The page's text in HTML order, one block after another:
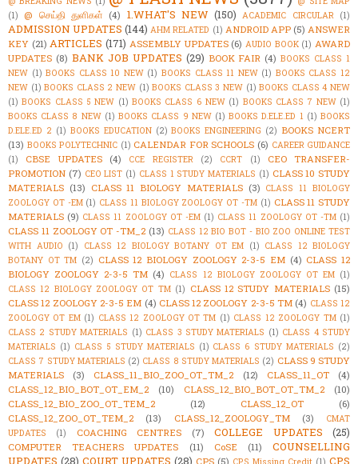
(1) @ செய்தி துளிகள் (4) 1.WHAT'S NEW (150) ACADEMIC CIRCULAR (1)
ADMISSION UPDATES (144) AHM RELATED (1) ANDROID APP (5) ANSWER
KEY (21) ARTICLES (171) ASSEMBLY UPDATES (6) AUDIO BOOK (1) AWARD
UPDATES (8) BANK JOB UPDATES (29) BOOK FAIR (4) BOOKS CLASS 1
NEW (1) BOOKS CLASS 10 NEW (1) BOOKS CLASS 11 NEW (1) BOOKS CLASS 12
NEW (1) BOOKS CLASS 2 NEW (1) BOOKS CLASS 3 NEW (1) BOOKS CLASS 4 NEW
(1) BOOKS CLASS 5 NEW (1) BOOKS CLASS 6 NEW (1) BOOKS CLASS 7 NEW (1)
BOOKS CLASS 8 NEW (1) BOOKS CLASS 9 NEW (1) BOOKS D.ELE.ED 1 (1) BOOKS
D.ELE.ED 2 (1) BOOKS EDUCATION (2) BOOKS ENGINEERING (2) BOOKS NCERT
(13) BOOKS POLYTECHNIC (1) CALENDAR FOR SCHOOLS (6) CAREER GUIDANCE
(1)
CBSE UPDATES (4) CCE REGISTER (2) CCRT (1)
CEO TRANSFER-
PROMOTION (7) CEO LIST (1) CLASS 1 STUDY MATERIALS (1) CLASS 10 STUDY
MATERIALS (13) CLASS 11 BIOLOGY MATERIALS (3) CLASS 11 BIOLOGY
ZOOLOGY OT -EM (1) CLASS 11 BIOLOGY ZOOLOGY OT -TM (1) CLASS 11 STUDY
MATERIALS (9) CLASS 11 ZOOLOGY OT -EM (1) CLASS 11 ZOOLOGY OT -TM (1)
CLASS 11 ZOOLOGY OT -TM_2 (13) CLASS 12 BIO BOT - BIO ZOO ONLINE TEST
WITH AUDIO (1) CLASS 12 BIOLOGY BOTANY OT EM (1) CLASS 12 BIOLOGY
BOTANY OT TM (2) CLASS 12 BIOLOGY ZOOLOGY 2-3-5 EM (4) CLASS 12
BIOLOGY ZOOLOGY 2-3-5 TM (4) CLASS 12 BIOLOGY ZOOLOGY OT EM (1)
CLASS 12 BIOLOGY ZOOLOGY OT TM (1) CLASS 12 STUDY MATERIALS (15)
CLASS 12 ZOOLOGY 2-3-5 EM (4) CLASS 12 ZOOLOGY 2-3-5 TM (4) CLASS 12
ZOOLOGY OT EM (1) CLASS 12 ZOOLOGY OT TM (1) CLASS 12 ZOOLOGY TM (1)
CLASS 2 STUDY MATERIALS (1) CLASS 3 STUDY MATERIALS (1) CLASS 4 STUDY
MATERIALS (1) CLASS 5 STUDY MATERIALS (1) CLASS 6 STUDY MATERIALS (2)
CLASS 7 STUDY MATERIALS (2) CLASS 8 STUDY MATERIALS (2) CLASS 9 STUDY
MATERIALS
(3) CLASS_11_BIO_ZOO_OT_TM_2 (12) CLASS_11_OT
(4)
CLASS_12_BIO_BOT_OT_EM_2
(10) CLASS_12_BIO_BOT_OT_TM_2
(10)
CLASS_12_BIO_ZOO_OT_TEM_2
(12) CLASS_12_OT
(6)
CLASS_12_ZOO_OT_TEM_2
(13) CLASS_12_ZOOLOGY_TM (3)
CMAT
UPDATES
(1) COACHING CENTRES (7) COLLEGE UPDATES (25)
COMPUTER TEACHERS UPDATES (11) CoSE (11)
COUNSELLING
UPDATES (28) COURT UPDATES (28) CPS (5) CPS Missing Credit (1) CPS